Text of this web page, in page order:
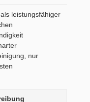
leistungsfähiger
nur